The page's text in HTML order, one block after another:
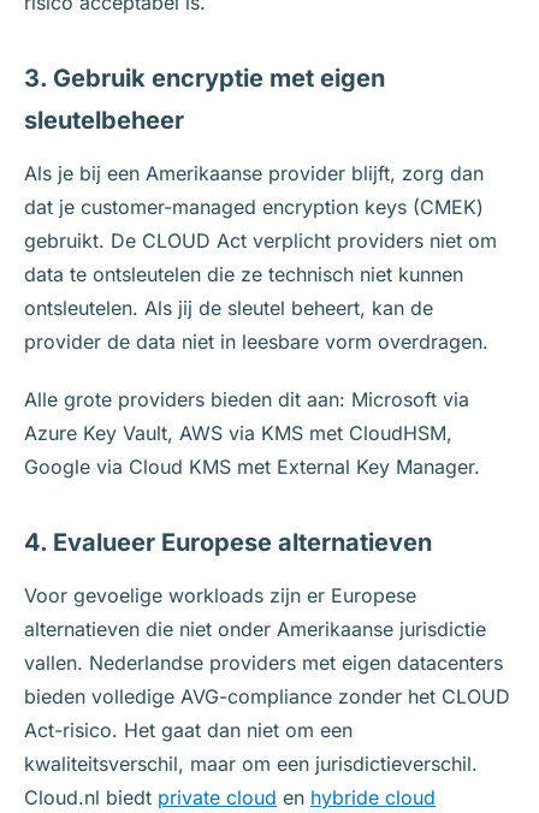
3. Gebruik encryptie met eigen
sleutelbeheer
Als je bij een Amerikaanse provider blijft, zorg dan
dat je customer-managed encryption keys (CMEK)
gebruikt. De CLOUD Act verplicht providers niet om
data te ontsleutelen die ze technisch niet kunnen
ontsleutelen. Als jij de sleutel beheert, kan de
provider de data niet in leesbare vorm overdragen.
Alle grote providers bieden dit aan: Microsoft via
Azure Key Vault, AWS via KMS met CloudHSM,
Google via Cloud KMS met External Key Manager.
4. Evalueer Europese alternatieven
Voor gevoelige workloads zijn er Europese
alternatieven die niet onder Amerikaanse jurisdictie
vallen. Nederlandse providers met eigen datacenters
bieden volledige AVG-compliance zonder het CLOUD
Act-risico. Het gaat dan niet om een
kwaliteitsverschil, maar om een jurisdictieverschil.
Cloud.nl biedt private cloud en hybride cloud